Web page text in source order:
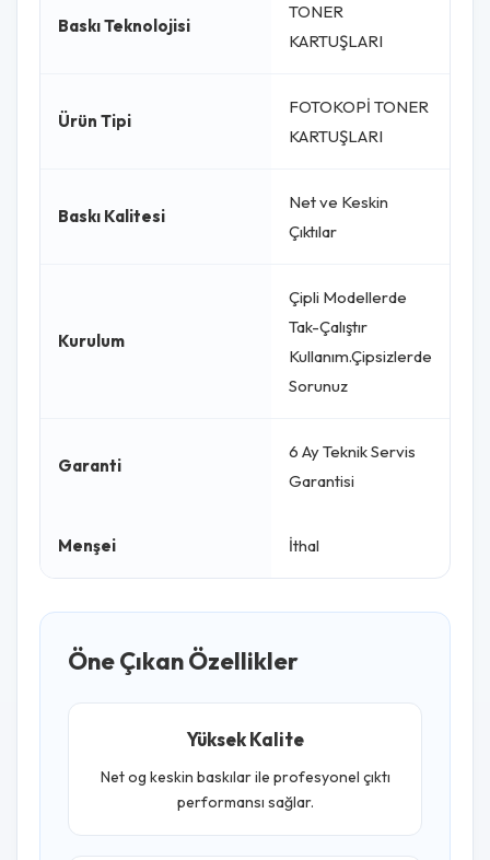
Baskı Teknolojisi
TONER
KARTUŞLARI
Ürün Tipi
FOTOKOPİ TONER
KARTUŞLARI
Baskı Kalitesi
Net ve Keskin
Çıktılar
Kurulum
Çipli Modellerde
Tak-Çalıştır
Kullanım.Çipsizlerde
Sorunuz
Garanti
6 Ay Teknik Servis
Garantisi
Menşei İthal
Öne Çıkan Özellikler
Yüksek Kalite
Net og keskin baskılar ile profesyonel çıktı
performansı sağlar.